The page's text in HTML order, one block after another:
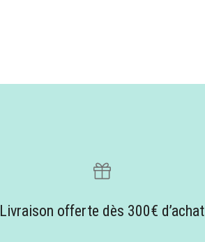
Livraison offerte dès 300€ d’achat